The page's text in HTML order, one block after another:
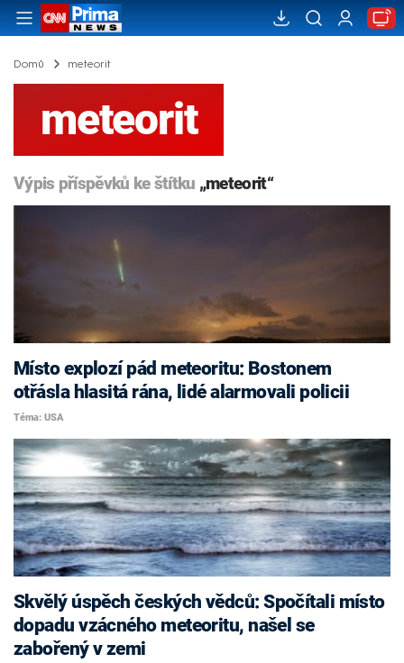
Domů meteorit
meteorit
Výpis příspěvků ke štítku „meteorit“
Místo explozí pád meteoritu: Bostonem
otřásla hlasitá rána, lidé alarmovali policii
Téma: USA
Skvělý úspěch českých vědců: Spočítali místo
dopadu vzácného meteoritu, našel se
zabořený v zemi